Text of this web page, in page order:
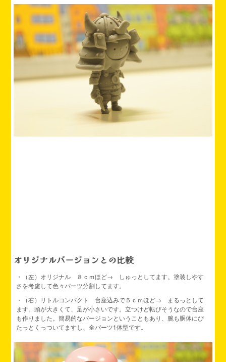
オリジナルバージョンとの比較
・（左）オリジナル ８ｃｍほど→ しゅっとしてます。塗装しやす
さを考慮して色々パーツ分割してます。
・（右）リトルコンパクト 台座込みで５ｃｍほど→ まるっとして
ます。頭が大きくて、足が小さいです。立つけど転びそうなので台座
も作りました。簡易的なバージョンということもあり、腕も胴体にぴ
たっとくっついてますし、全パーツ1体型です。